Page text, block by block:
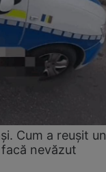
Cum a reușit un
nevăzut